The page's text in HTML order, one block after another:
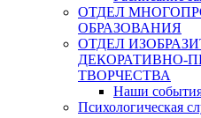
ОТДЕЛ
ОБРАЗОВАНИЯ
ОТДЕЛ
ДЕКОРАТИВНО-
ТВОРЧЕСТВА
Наши
Психологическая